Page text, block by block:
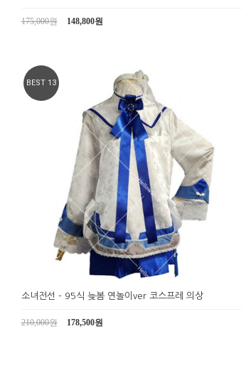
175,000원 148,800원
BEST 13
소녀전선 - 95식 늦봄 연놀이ver 코스프레 의상
210,000원 178,500원